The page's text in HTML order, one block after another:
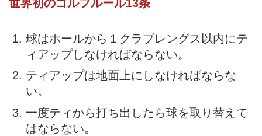
世界初のゴルフルール13条
球はホールから１クラブレングス以内にテ
ィアップしなければならない。
ティアップは地面上にしなければならな
い。
一度ティから打ち出したら球を取り替えて
はならない。